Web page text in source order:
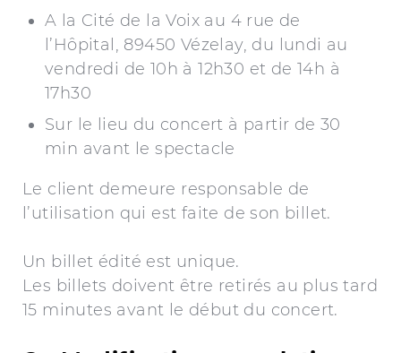
A la Cité de la Voix au 4 rue de
l’Hôpital, 89450 Vézelay, du lundi au
vendredi de 10h à 12h30 et de 14h à
17h30
Sur le lieu du concert à partir de 30
min avant le spectacle
Le client demeure responsable de
l’utilisation qui est faite de son billet.
Un billet édité est unique.
Les billets doivent être retirés au plus tard
15 minutes avant le début du concert.